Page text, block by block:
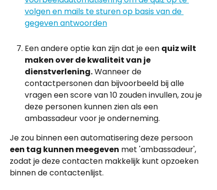
Een andere optie kan zijn dat je een quiz wilt
maken over de kwaliteit van je
dienstverlening. Wanneer de
contactpersonen dan bijvoorbeeld bij alle
vragen een score van 10 zouden invullen, zou je
deze personen kunnen zien als een
ambassadeur voor je onderneming.
Je zou binnen een automatisering deze persoon
een tag kunnen meegeven met 'ambassadeur',
zodat je deze contacten makkelijk kunt opzoeken
binnen de contactenlijst.